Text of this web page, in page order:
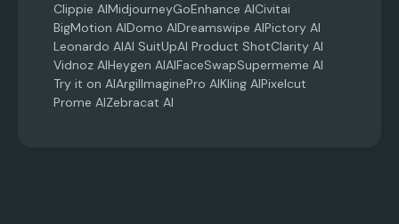
Clippie AIMidjourneyGoEnhance AICivitai
BigMotion AIDomo AIDreamswipe AIPictory AI
Leonardo AIAI SuitUpAI Product ShotClarity AI
Vidnoz AIHeygen AIAIFaceSwapSupermeme AI
Try it on AIArgilImaginePro AIKling AIPixelcut
Prome AIZebracat AI